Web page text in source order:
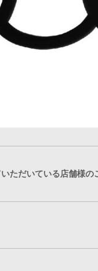
ただいている店舗様の